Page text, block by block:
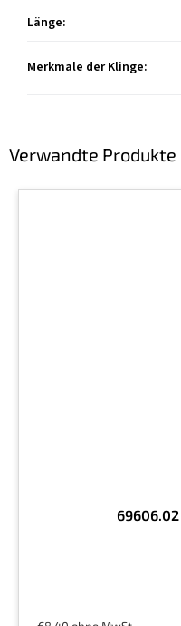
Verwandte Produkte
Länge:
Merkmale der Klinge: